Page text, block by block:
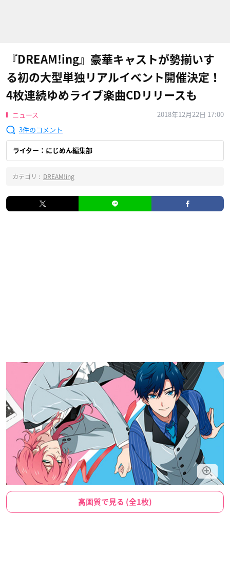
『DREAM!ing』豪華キャストが勢揃いす
る初の大型単独リアルイベント開催決定！
4枚連続ゆめライブ楽曲CDリリースも
ニュース
2018年12月22日 17:00
3
ライター：にじめん編集部
カテゴリ : DREAM!ing
高画質で見る (全1枚)